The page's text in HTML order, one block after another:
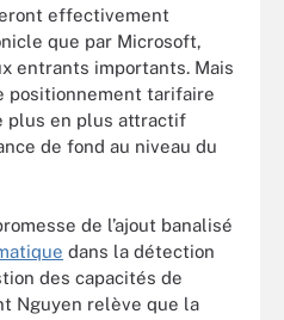
effectivement
que par Microsoft,
entrants importants. Mais
positionnement tarifaire
plus en plus attractif
de fond au niveau du
de l’ajout banalisé
dans la détection
des capacités de
Nguyen relève que la